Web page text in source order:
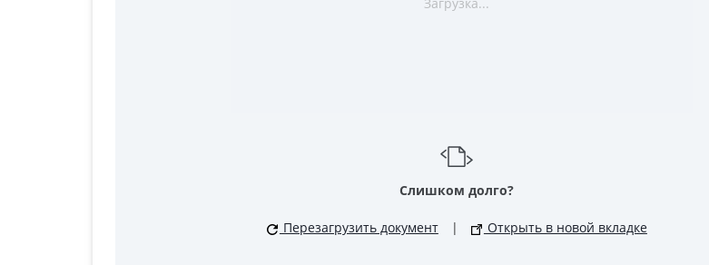
Слишком долго?
Перезагрузить документ | Открыть в новой вкладке